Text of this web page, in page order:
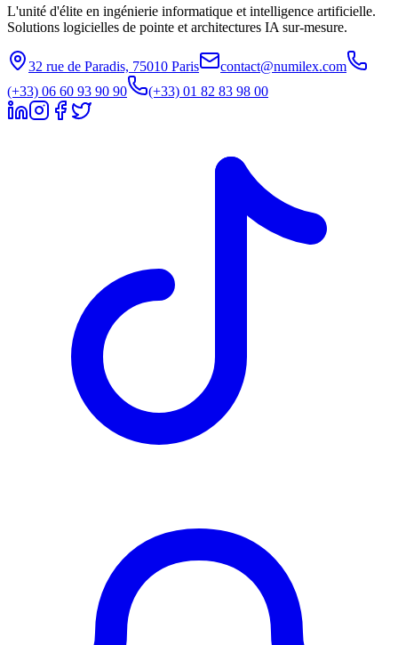
L'unité d'élite en ingénierie informatique et intelligence artificielle.
Solutions logicielles de pointe et architectures IA sur-mesure.
32 rue de Paradis, 75010 Paris
contact@numilex.com
(+33) 06 60 93 90 90
(+33) 01 82 83 98 00